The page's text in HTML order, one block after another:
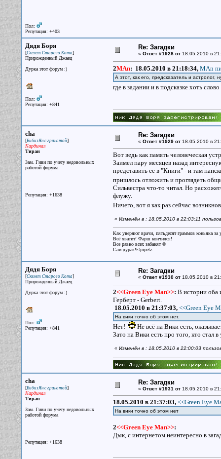
Пол:
Репутация: +403
Дядя Боря
[Скелет Старого Кота]
Прирожденный Джаец
Дурка этот форум :)
Пол:
Репутация: +841
Re: Загадки
« Ответ #1928 от18.05.2010 в
2MAn: 18.05.2010 в 21:18:34, MAn
А этот, как его, предсказатель и астролог,
где в задании и в подсказке хоть
cha
[БибизЯн с гранатой]
Кардинал
Тиран
Зам. Гиви по учету недовольных
работой форума
Репутация: +1638
Re: Загадки
« Ответ #1929 от18.05.2010 в
Вот ведь как память человеческая
Заимел пару месяцев назад
представить ее в "Книги" - и там
пришлось отложить и проглядеть
Сильвестра что-то читал. Но
флужу.
Ничего, вот я как раз сейчас
« Изменён в : 18.05.2010 в 22:03:11
Как уверяют врачи, пятьдесят граммов коньяка
Всё хватит! Фарш кончился!
Все равно всех забанят ©
Сам дурак!©pipetz
Дядя Боря
[Скелет Старого Кота]
Прирожденный Джаец
Дурка этот форум :)
Пол:
Репутация: +841
Re: Загадки
« Ответ #1930 от18.05.2010 в
2<<Green Eye Man>>: В истории оба
Герберт - Gerbert.
18.05.2010 в 21:37:03, <<Green Eye
На вики точно об этом нет.
Нет!
Не всё на Вики есть,
Зато на Вики есть про того, кто стал
« Изменён в : 18.05.2010 в 22:00:03
cha
[БибизЯн с гранатой]
Кардинал
Тиран
Зам. Гиви по учету недовольных
работой форума
Репутация: +1638
Re: Загадки
« Ответ #1931 от18.05.2010 в
18.05.2010 в 21:37:03, <<Green Eye
На вики точно об этом нет
2<<Green Eye Man>>:
Дык, с интернетом неинтересно в